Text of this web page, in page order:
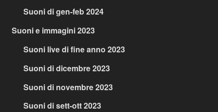
Suoni di gen-feb 2024
Suoni e immagini 2023
Suoni live di fine anno 2023
Suoni di dicembre 2023
Suoni di novembre 2023
Suoni di sett-ott 2023